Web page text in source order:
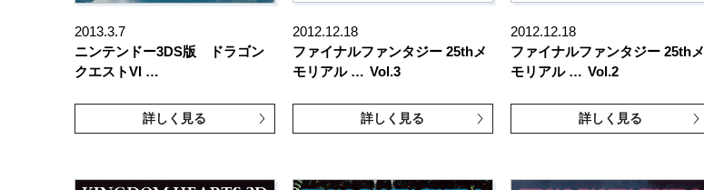
2013.3.7
ニンテンドー3DS版 ドラゴン
クエストVI …
詳しく見る
2012.12.18
ファイナルファンタジー 25thメ
モリアル … Vol.3
詳しく見る
2012.12.18
ファイナルファンタジー 25thメ
モリアル … Vol.2
詳しく見る